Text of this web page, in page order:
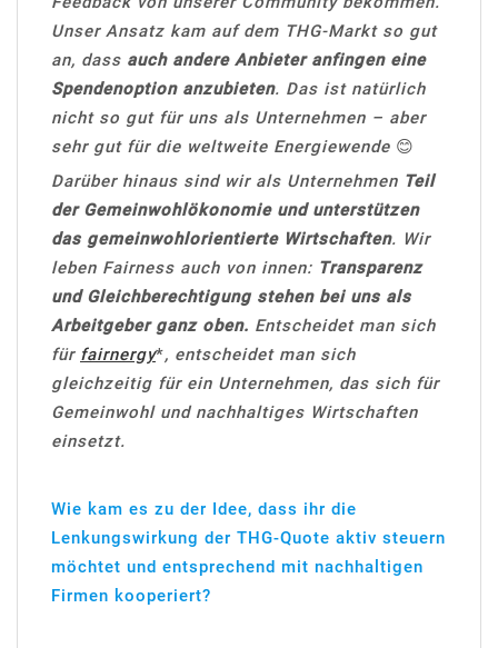
Unser Ansatz kam auf dem THG-Markt so gut
an, dass auch andere Anbieter anfingen eine
Spendenoption anzubieten. Das ist natürlich
nicht so gut für uns als Unternehmen – aber
sehr gut für die weltweite Energiewende 😊
Darüber hinaus sind wir als Unternehmen Teil
der Gemeinwohlökonomie und unterstützen
das gemeinwohlorientierte Wirtschaften. Wir
leben Fairness auch von innen: Transparenz
und Gleichberechtigung stehen bei uns als
Arbeitgeber ganz oben. Entscheidet man sich
für fairnergy*, entscheidet man sich
gleichzeitig für ein Unternehmen, das sich für
Gemeinwohl und nachhaltiges Wirtschaften
einsetzt.
Wie kam es zu der Idee, dass ihr die
Lenkungswirkung der THG-Quote aktiv steuern
möchtet und entsprechend mit nachhaltigen
Firmen kooperiert?